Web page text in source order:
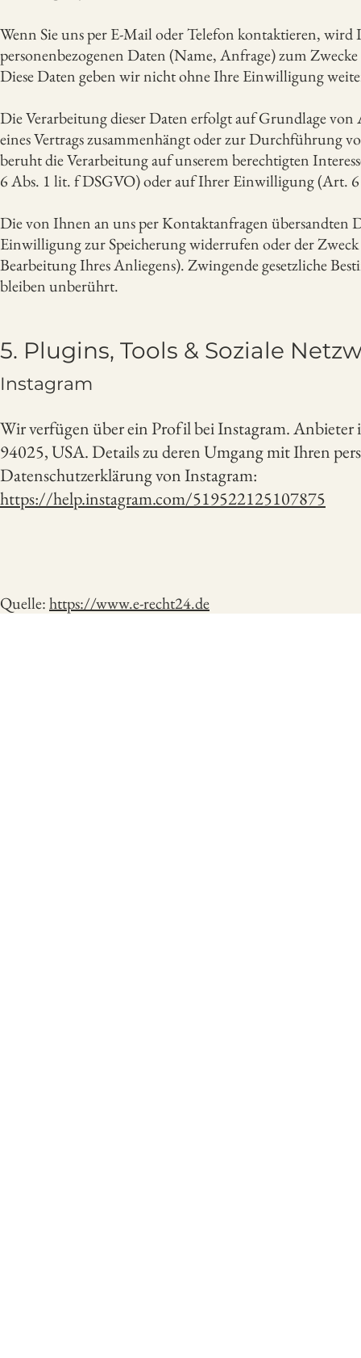
Wenn Sie uns per E-Mail oder Telefon kontaktieren,
personenbezogenen Daten (Name, Anfrage) zum
Diese Daten geben wir nicht ohne Ihre Einwilligung
Die Verarbeitung dieser Daten erfolgt auf Grundlage
eines Vertrags zusammenhängt oder zur Durchführung
beruht die Verarbeitung auf unserem berechtigten
6 Abs. 1 lit. f DSGVO) oder auf Ihrer Einwilligung (Art.
Die von Ihnen an uns per Kontaktanfragen übersandten
Einwilligung zur Speicherung widerrufen oder der
Bearbeitung Ihres Anliegens). Zwingende gesetzliche
bleiben unberührt.
5. Plugins, Tools & Soziale
Instagram
Wir verfügen über ein Profil bei Instagram.
94025, USA. Details zu deren Umgang mit Ihren
Datenschutzerklärung von Instagram:
https://help.instagram.com/519522125107875
Quelle:https://www.e-recht24.de